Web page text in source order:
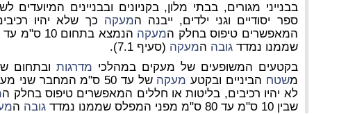
בבנייני מגורים, בבתי מלון, בקניונים ובבניינים המיועדים
ספר יסודיים וגני ילדים, ייבנה המעקה כך שלא יהיו
המאפשרים טיפוס בחלק המעקה
שממנו נמדדגובה המעקה (סעיף 7.1).
בקטעים המשופעים של מעקים במהלכי מדרגות
משטח הביניים ובקטע מעקה של עד 50 ס"מ המחבר שני מעקים במהלכי
לא יהיו רכיבים, בליטות או חללים המאפשרים טיפוס בחלק ה
שבין 10 ס"מ עד 80 ס"מ מפני המפלס שממנו נמדד
גובה ה